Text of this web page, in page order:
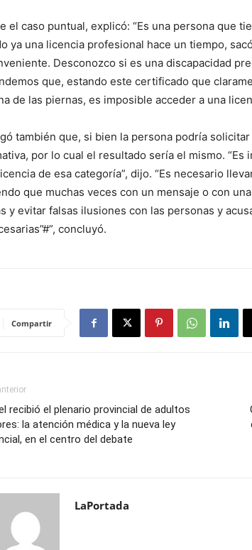
el caso puntual, explicó: “Es una persona que
ya una licencia profesional hace un tiempo,
Desconozco si es una discapacidad
que, estando este certificado que
de las piernas, es imposible acceder a una
también que, si bien la persona podría
por lo cual el resultado sería el mismo.
de esa categoría”, dijo. “Es necesario
que muchas veces con un mensaje o con
y evitar falsas ilusiones con las personas y
concluyó.
Compartir
recibió el plenario provincial de adultos
la atención médica y la nueva ley
en el centro del debate
LaPortada